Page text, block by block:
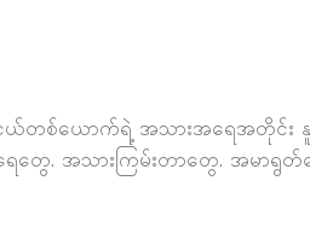
းငယ်တစ်ယောက်ရဲ့ အသားအရေအတိုင်း
ေ. အသားကြမ်းတာတွေ. အမာရွ